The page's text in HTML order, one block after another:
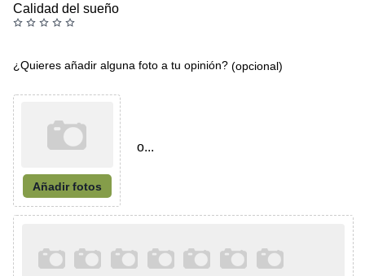
Calidad del sueño
¿Quieres añadir alguna foto a tu opinión? (opcional)
Añadir fotos
o...